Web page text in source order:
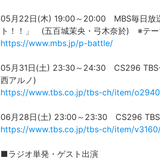
05月22日(木) 19:00～20:00 MBS毎日放
ト！！」 (五百城茉央・弓木奈於) ※テー
https://www.mbs.jp/p-battle/
05月31日(土) 23:30～24:30 CS296
西アルノ)
https://www.tbs.co.jp/tbs-ch/item/
06月28日(土) 23:00～23:30 CS296
https://www.tbs.co.jp/tbs-ch/item/
■ラジオ単発・ゲスト出演